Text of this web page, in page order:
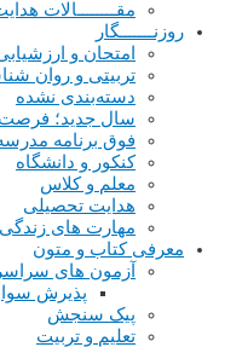
مقــــــــالات
روزنـــــــگار
امتحان و
تربیتی و روان
دسته‌بندی نشده
سال جدید؛ فرصت
فوق برنامه
کنکور و دانشگاه
معلم و کلاس
هدایت تحصیلی
مهارت های زندگی
معرفی کتاب و متون
آزمون های
پذیرش
پیک سنجش
تعلیم و تربیت